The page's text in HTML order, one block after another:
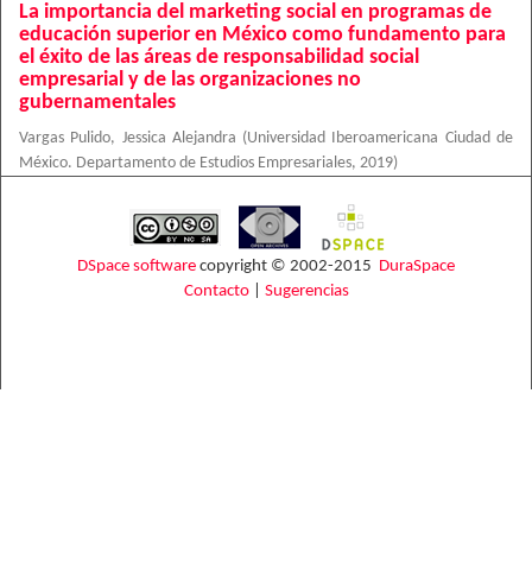
La importancia del marketing social en programas de
educación superior en México como fundamento para
el éxito de las áreas de responsabilidad social
empresarial y de las organizaciones no
gubernamentales
Vargas Pulido, Jessica Alejandra (Universidad Iberoamericana Ciudad de
México. Departamento de Estudios Empresariales, 2019)
DSpace software copyright © 2002-2015 DuraSpace
Contacto| Sugerencias